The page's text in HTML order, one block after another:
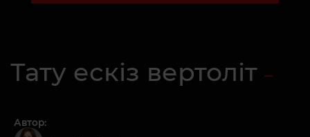
Тату ескіз вертоліт
Автор: